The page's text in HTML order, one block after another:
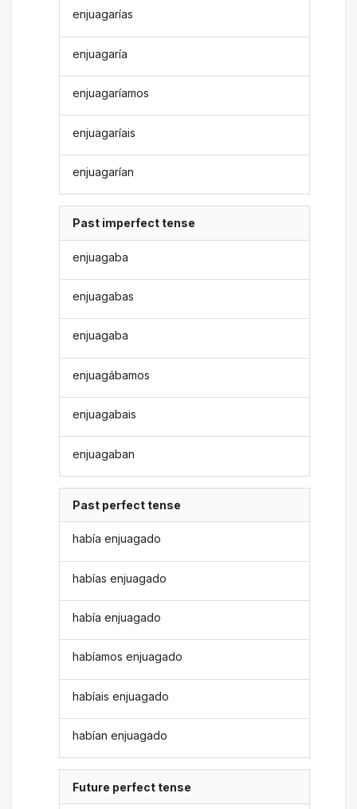
enjuagarías
enjuagaría
enjuagaríamos
enjuagaríais
enjuagarían
Past imperfect tense
enjuagaba
enjuagabas
enjuagaba
enjuagábamos
enjuagabais
enjuagaban
Past perfect tense
había enjuagado
habías enjuagado
había enjuagado
habíamos enjuagado
habíais enjuagado
habían enjuagado
Future perfect tense